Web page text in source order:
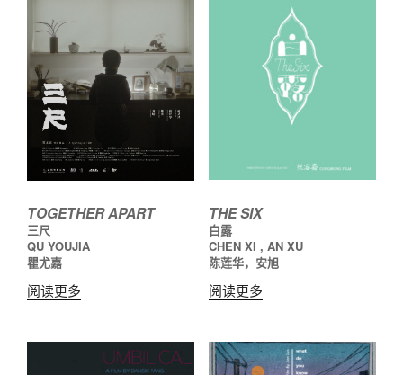
TOGETHER APART
三尺
QU YOUJIA
瞿尤嘉
阅读更多
THE SIX
白露
CHEN XI , AN XU
陈莲华，安旭
阅读更多